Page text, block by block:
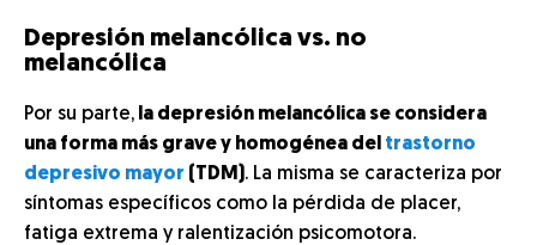
Depresión melancólica vs. no
melancólica
Por su parte, la depresión melancólica se considera
una forma más grave y homogénea del trastorno
depresivo mayor (TDM) . La misma se caracteriza por
síntomas específicos como la pérdida de placer,
fatiga extrema y ralentización psicomotora.